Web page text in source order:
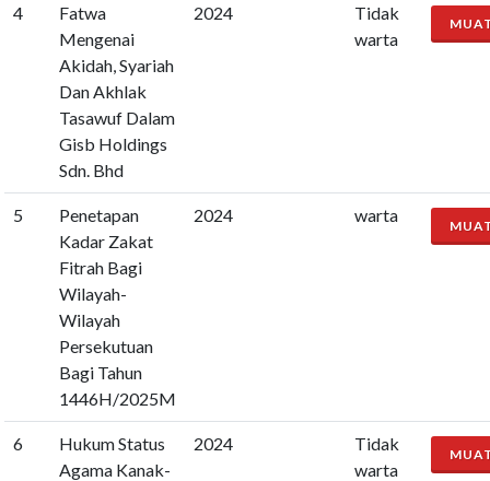
4
Fatwa
Mengenai
Akidah, Syariah
Dan Akhlak
Tasawuf Dalam
Gisb Holdings
Sdn. Bhd
2024
Tidak
warta
5
Penetapan
Kadar Zakat
Fitrah Bagi
Wilayah-
Wilayah
Persekutuan
Bagi Tahun
1446H/2025M
2024 warta
6
Hukum Status
Agama Kanak-
2024
Tidak
warta